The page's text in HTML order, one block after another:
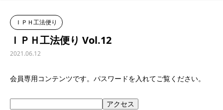
ＩＰＨ工法便り
ＩＰＨ工法便り Vol.12
2021.06.12
会員専用コンテンツです。パスワードを入れてご覧ください。